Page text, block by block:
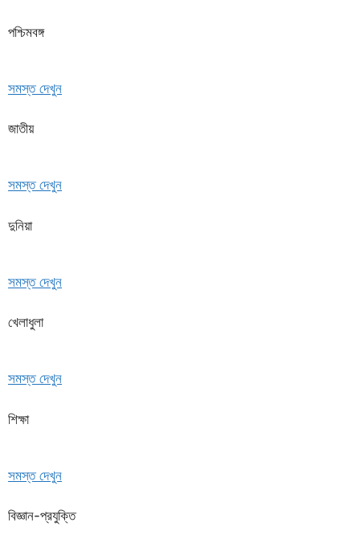
পশ্চিমবঙ্গ
সমস্ত দেখুন
জাতীয়
সমস্ত দেখুন
দুনিয়া
সমস্ত দেখুন
খেলাধুলা
সমস্ত দেখুন
শিক্ষা
সমস্ত দেখুন
বিজ্ঞান-প্রযুক্তি